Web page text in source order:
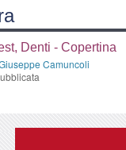
Denti - Copertina
Camuncoli